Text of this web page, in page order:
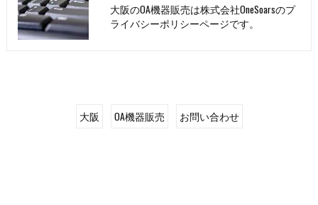
大阪のOA機器販売は株式会社OneSoarsのプ
ライバシーポリシーページです。
大阪 OA機器販売 お問い合わせ